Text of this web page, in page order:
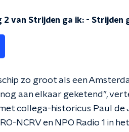
2 van Strijden ga ik: - Strijden
zo groot als een
nog aan elkaar geketend”,
collega-historicus Paul de
NCRV en NPO Radio 1 in